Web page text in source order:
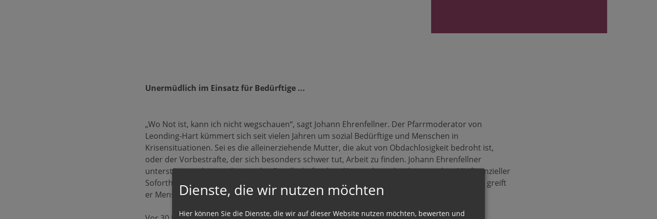
Unermüdlich im Einsatz für Bedürftige ...
„Wo Not ist, kann ich nicht wegschauen“, sagt Johann Ehrenfellner. Der Pfarrmoderator von
Leonding-Hart kümmert sich seit vielen Jahren um sozial Bedürftige und Menschen in
Krisensituationen. Sei es die alleinerziehende Mutter, die akut von Obdachlosigkeit bedroht ist,
oder der Vorbestrafte, der sich besonders schwer tut, Arbeit zu finden. Johann Ehrenfellner
unterstützt auch jene, die von der Gesellschaft schon längst abgeschrieben wurden. Mit finanzieller
Soforthilfe zum Lebensunterhalt, Übernahme von Mietkosten und Gewährung von Darlehen greift
er Menschen in Not unter die Arme.
Dienste, die wir nutzen möchten
Hier können Sie die Dienste, die wir auf dieser Website nutzen möchten, bewerten und